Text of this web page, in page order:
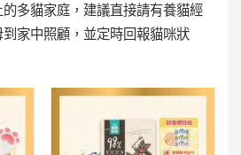
多貓家庭，建議直接請有養貓經
家中照顧，並定時回報貓咪狀